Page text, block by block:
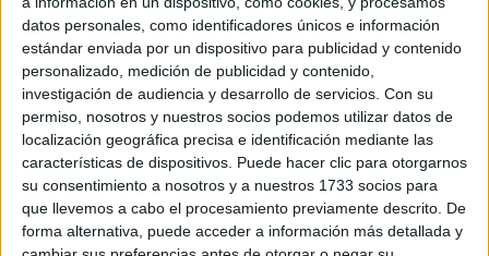
datos personales, como identificadores únicos e información
estándar enviada por un dispositivo para publicidad y contenido
personalizado, medición de publicidad y contenido,
investigación de audiencia y desarrollo de servicios. Con su
permiso, nosotros y nuestros socios podemos utilizar datos de
localización geográfica precisa e identificación mediante las
características de dispositivos. Puede hacer clic para otorgarnos
su consentimiento a nosotros y a nuestros 1733 socios para
que llevemos a cabo el procesamiento previamente descrito. De
forma alternativa, puede acceder a información más detallada y
RelatedPosts
Carta de los vecinos de Arcos Quebrados
HACE 5 HORAS
Disparos en el Príncipe y un herido por
arma blanca
HACE 5 HORAS